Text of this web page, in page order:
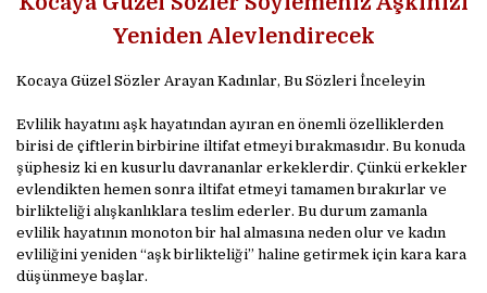
Yeniden Alevlendirecek
Kocaya Güzel Sözler Arayan Kadınlar, Bu Sözleri İnceleyin
Evlilik hayatını aşk hayatından ayıran en önemli özelliklerden
birisi de çiftlerin birbirine iltifat etmeyi bırakmasıdır. Bu konuda
şüphesiz ki en kusurlu davrananlar erkeklerdir. Çünkü erkekler
evlendikten hemen sonra iltifat etmeyi tamamen bırakırlar ve
birlikteliği alışkanlıklara teslim ederler. Bu durum zamanla
evlilik hayatının monoton bir hal almasına neden olur ve kadın
evliliğini yeniden “aşk birlikteliği” haline getirmek için kara kara
düşünmeye başlar.